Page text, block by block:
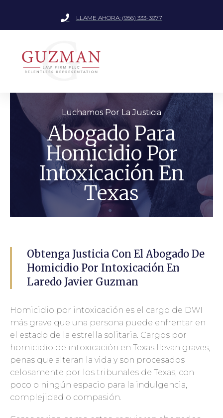
LLAME AHORA: (956) 333-3977
Luchamos Por La Justicia
Abogado Para
Homicidio Por
Intoxicación En
Texas
Obtenga Justicia Con El Abogado De
Homicidio Por Intoxicación En
Laredo Javier Guzman
Homicidio por intoxicación es el cargo de DWI
más grave que una persona puede enfrentar en
el estado de la estrella solitaria. Cargos por
homicidio de intoxicación en Texas llevan graves,
penas que alteran la vida y son procesados
celosamente por los tribunales de Texas, con
poco o ningún espacio para la indulgencia,
complejidad o compasión.